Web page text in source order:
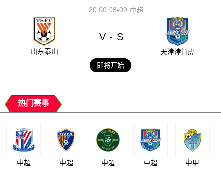
08-09
20:00 中超
山东泰山
V - S
天津津门虎
即将开始
热门赛事
中超 中超 中超 中超 中甲